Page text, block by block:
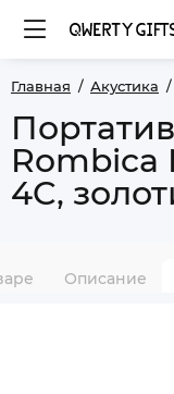
Главная Акустика
Rombica
4C,
Описание